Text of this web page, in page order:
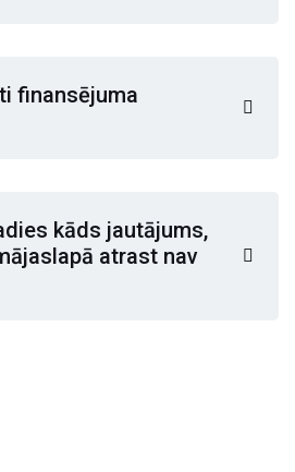
finansējuma
kāds jautājums,
atrast nav